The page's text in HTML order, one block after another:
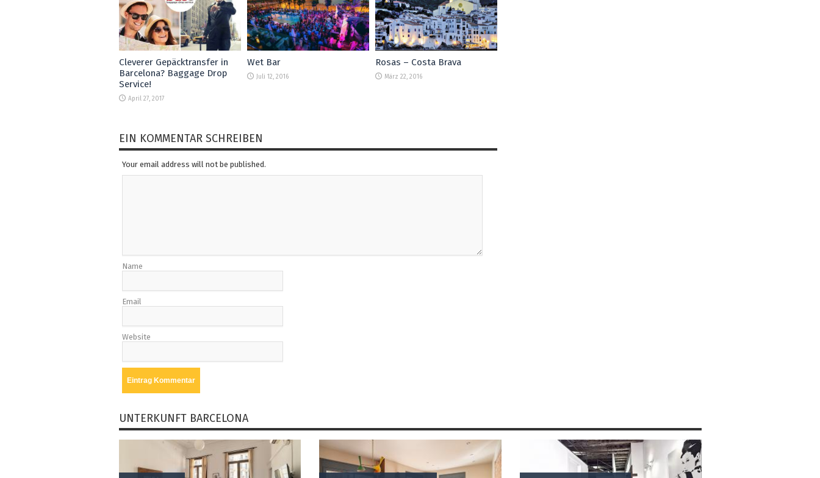
Cleverer Gepäcktransfer in
Barcelona? Baggage Drop
Service!
April 27, 2017
Wet Bar
Juli 12, 2016
Rosas – Costa Brava
März 22, 2016
EIN KOMMENTAR SCHREIBEN
Your email address will not be published.
Name
Email
Website
UNTERKUNFT BARCELONA